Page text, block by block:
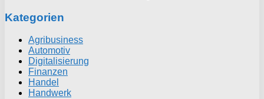
Kategorien
Agribusiness
Automotiv
Digitalisierung
Finanzen
Handel
Handwerk